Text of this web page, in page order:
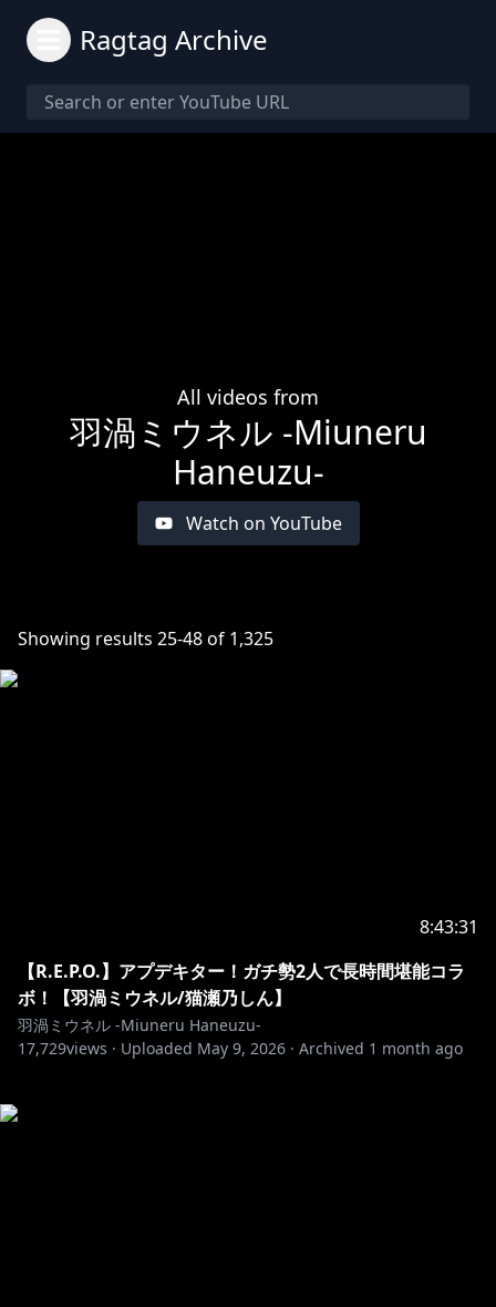
Ragtag Archive
All videos from
羽渦ミウネル -Miuneru
Haneuzu-
Watch on YouTube
Showing results 25-48of 1,325
8:43:31
【R.E.P.O.】アプデキター！ガチ勢2人で長時間堪能コラ
ボ！【羽渦ミウネル/猫瀬乃しん】
羽渦ミウネル -Miuneru Haneuzu-
17,729views · Uploaded May 9, 2026 · Archived 1 month ago